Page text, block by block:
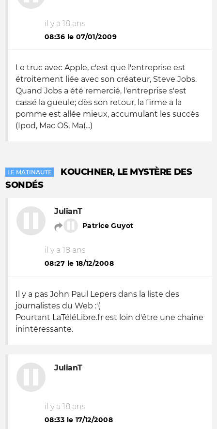
il y a 18 ans
08:36 le 07/01/2009
Le truc avec Apple, c'est que l'entreprise est
étroitement liée avec son créateur, Steve Jobs.
Quand Jobs a été remercié, l'entreprise s'est
cassé la gueule; dès son retour, la firme a la
pomme est allée mieux, accumulant les succès
(Ipod, Mac OS, Ma(...)
LE MATINAUTE
KOUCHNER, LE MYSTÈRE DES
SONDÉS
JulianT
Patrice Guyot
il y a 18 ans
08:27 le 18/12/2008
Il y a pas John Paul Lepers dans la liste des
journalistes du Web :'(
Pourtant LaTéléLibre.fr est loin d'être une chaîne
inintéressante.
JulianT
il y a 18 ans
08:33 le 17/12/2008